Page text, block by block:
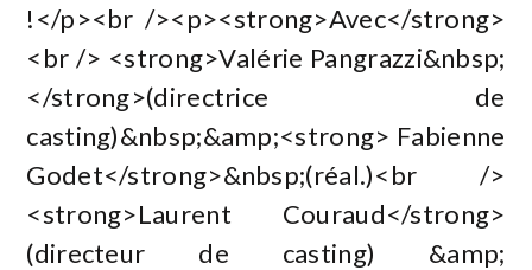
!</p><br /><p><strong>Avec</strong>
<br /> <strong>Valérie Pangrazzi&nbsp;
</strong>(directrice de
casting)&nbsp;&amp;<strong> Fabienne
Godet</strong>&nbsp;(réal.)<br />
<strong>Laurent Couraud</strong>
(directeur de casting) &amp;